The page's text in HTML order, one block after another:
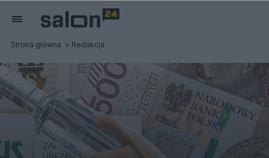
Strona główna Redakcja